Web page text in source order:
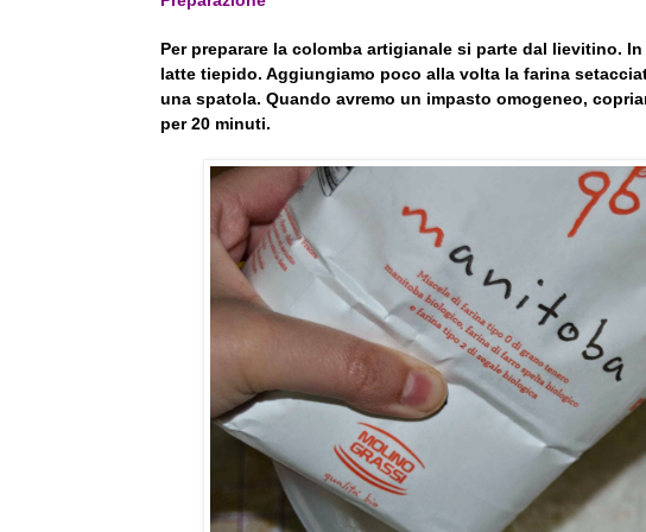
Per preparare la colomba artigianale si parte dal lievitino.
latte tiepido. Aggiungiamo poco alla volta la farina
una spatola. Quando avremo un impasto omogeneo,
per 20 minuti.